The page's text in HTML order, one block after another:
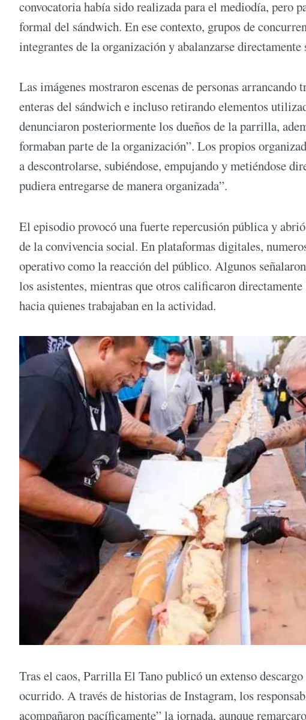
convocatoria había sido realizada para el mediodía, pero
formal del sándwich. En ese contexto, grupos de
integrantes de la organización y abalanzarse directamente
Las imágenes mostraron escenas de personas
enteras del sándwich e incluso retirando elementos
denunciaron posteriormente los dueños de la parrilla,
formaban parte de la organización”. Los propios
a descontrolarse, subiéndose, empujando y metiéndose
pudiera entregarse de manera organizada”.
El episodio provocó una fuerte repercusión pública y
de la convivencia social. En plataformas digitales,
operativo como la reacción del público. Algunos
los asistentes, mientras que otros calificaron
hacia quienes trabajaban en la actividad.
Tras el caos, Parrilla El Tano publicó un extenso
ocurrido. A través de historias de Instagram, los
acompañaron pacíficamente” la jornada, aunque